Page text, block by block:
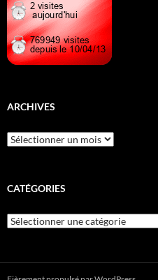
ARCHIVES
Archives
CATÉGORIES
Catégories